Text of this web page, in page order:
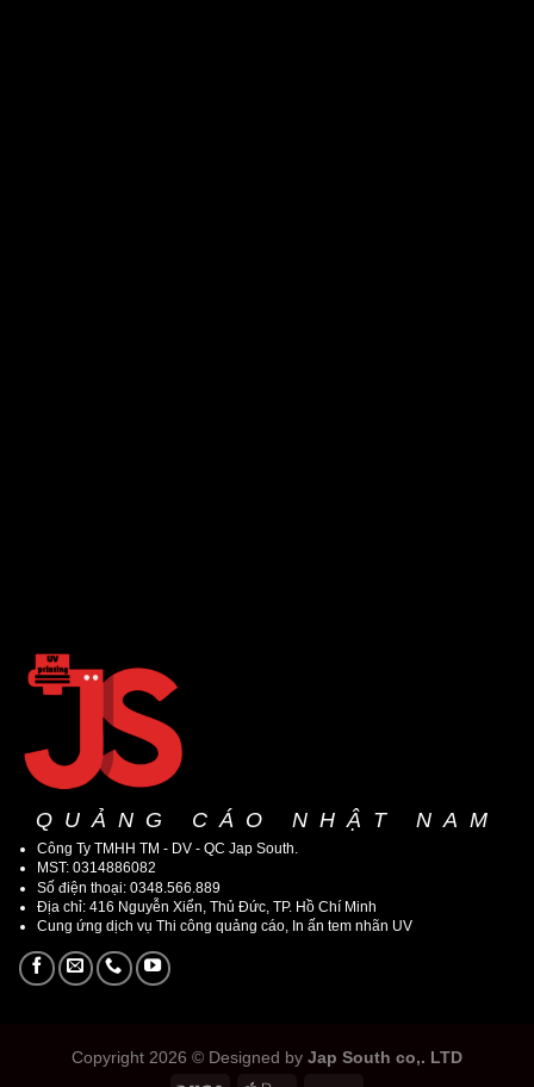
QUẢNG CÁO NHẬT NAM
Công Ty TMHH TM - DV - QC Jap South.
MST: 0314886082
Số điện thoại: 0348.566.889
Địa chỉ: 416 Nguyễn Xiển, Thủ Đức, TP. Hồ Chí Minh
Cung ứng dịch vụ Thi công quảng cáo, In ấn tem nhãn UV
Copyright 2026 © Designed by Jap South co,. LTD